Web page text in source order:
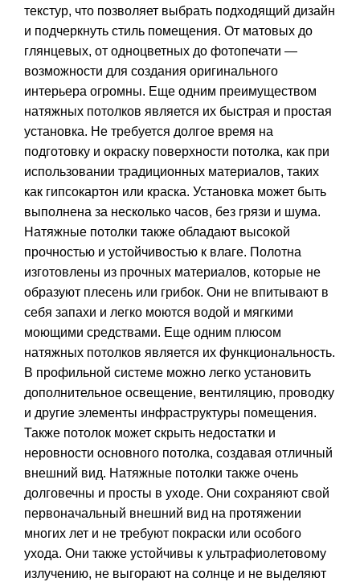
текстур, что позволяет выбрать подходящий дизайн
и подчеркнуть стиль помещения. От матовых до
глянцевых, от одноцветных до фотопечати —
возможности для создания оригинального
интерьера огромны. Еще одним преимуществом
натяжных потолков является их быстрая и простая
установка. Не требуется долгое время на
подготовку и окраску поверхности потолка, как при
использовании традиционных материалов, таких
как гипсокартон или краска. Установка может быть
выполнена за несколько часов, без грязи и шума.
Натяжные потолки также обладают высокой
прочностью и устойчивостью к влаге. Полотна
изготовлены из прочных материалов, которые не
образуют плесень или грибок. Они не впитывают в
себя запахи и легко моются водой и мягкими
моющими средствами. Еще одним плюсом
натяжных потолков является их функциональность.
В профильной системе можно легко установить
дополнительное освещение, вентиляцию, проводку
и другие элементы инфраструктуры помещения.
Также потолок может скрыть недостатки и
неровности основного потолка, создавая отличный
внешний вид. Натяжные потолки также очень
долговечны и просты в уходе. Они сохраняют свой
первоначальный внешний вид на протяжении
многих лет и не требуют покраски или особого
ухода. Они также устойчивы к ультрафиолетовому
излучению, не выгорают на солнце и не выделяют